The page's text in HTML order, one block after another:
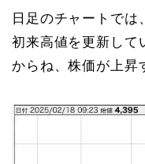
日足のチャートで
初来高値を更新して
からね、株価が上昇